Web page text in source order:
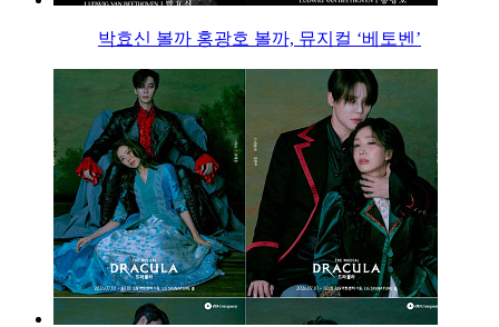
박효신 볼까 홍광호 볼까, 뮤지컬 ‘베토벤’